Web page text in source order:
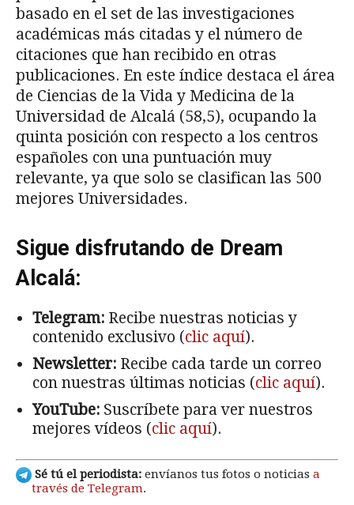
basado en el set de las investigaciones
académicas más citadas y el número de
citaciones que han recibido en otras
publicaciones. En este índice destaca el área
de Ciencias de la Vida y Medicina de la
Universidad de Alcalá (58,5), ocupando la
quinta posición con respecto a los centros
españoles con una puntuación muy
relevante, ya que solo se clasifican las 500
mejores Universidades.
Sigue disfrutando de Dream
Alcalá:
Telegram: Recibe nuestras noticias y
contenido exclusivo (clic aquí).
Newsletter: Recibe cada tarde un correo
con nuestras últimas noticias (clic aquí).
YouTube: Suscríbete para ver nuestros
mejores vídeos (clic aquí).
Sé tú el periodista: envíanos tus fotos o noticias a
través de Telegram.